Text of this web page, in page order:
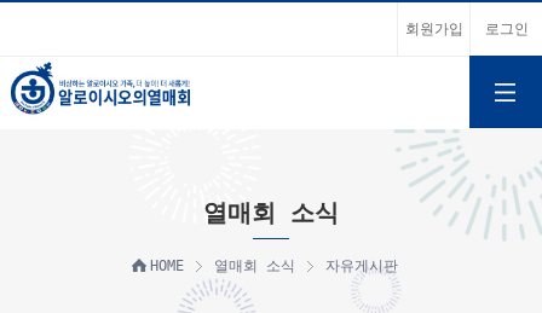
회원가입 로그인
열매회 소식
HOME 열매회 소식 자유게시판